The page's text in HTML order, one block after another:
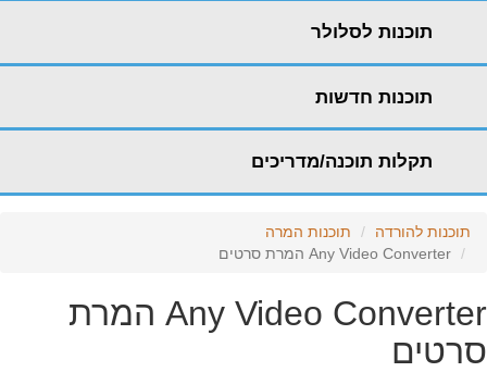
תוכנות לסלולר
תוכנות חדשות
תקלות תוכנה/מדריכים
תוכנות להורדה
תוכנות המרה
Any Video Converter המרת סרטים
Any Video Converter המרת